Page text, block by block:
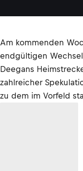
Am kommenden
endgültigen
Deegans
zahlreicher
zu dem im Vorfeld